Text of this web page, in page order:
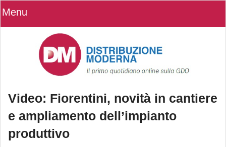
Menu
Video: Fiorentini, novità in cantiere
e ampliamento dell’impianto
produttivo